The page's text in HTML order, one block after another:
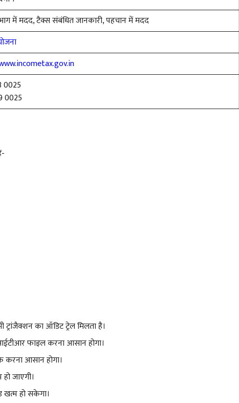
में मदद, टैक्स संबंधित जानकारी, पहचान में मदद
0025
0025
का ऑडिट ट्रेल मिलता है।
फाइल करना आसान होगा।
करना आसान होगा।
जाएगी।
खत्म हो सकेगा।